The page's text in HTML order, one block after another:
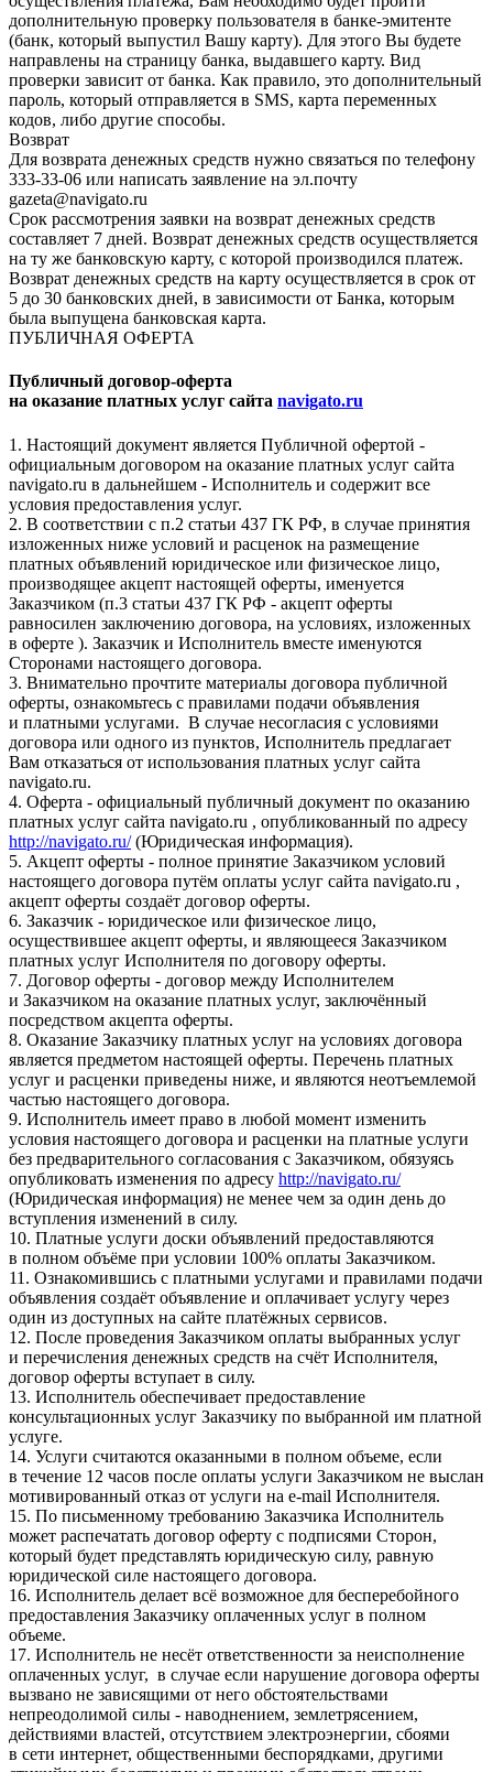
дополнительную проверку пользователя в банке-эмитенте
(банк, который выпустил Вашу карту). Для этого Вы будете
направлены на страницу банка, выдавшего карту. Вид
проверки зависит от банка. Как правило, это дополнительный
пароль, который отправляется в SMS, карта переменных
кодов, либо другие способы.
Возврат
Для возврата денежных средств нужно связаться по телефону
333-33-06 или написать заявление на эл.почту
gazeta@navigato.ru
Срок рассмотрения заявки на возврат денежных средств
составляет 7 дней. Возврат денежных средств осуществляется
на ту же банковскую карту, с которой производился платеж.
Возврат денежных средств на карту осуществляется в срок от
5 до 30 банковских дней, в зависимости от Банка, которым
была выпущена банковская карта.
ПУБЛИЧНАЯ ОФЕРТА
Публичный договор-оферта
на оказание платных услуг сайта navigato.ru
1. Настоящий документ является Публичной офертой -
официальным договором на оказание платных услуг сайта
navigato.ru в дальнейшем - Исполнитель и содержит все
условия предоставления услуг.
2. В соответствии с п.2 статьи 437 ГК РФ, в случае принятия
изложенных ниже условий и расценок на размещение
платных объявлений юридическое или физическое лицо,
производящее акцепт настоящей оферты, именуется
Заказчиком (п.3 статьи 437 ГК РФ - акцепт оферты
равносилен заключению договора, на условиях, изложенных
в оферте ). Заказчик и Исполнитель вместе именуются
Сторонами настоящего договора.
3. Внимательно прочтите материалы договора публичной
оферты, ознакомьтесь с правилами подачи объявления
и платными услугами. В случае несогласия с условиями
договора или одного из пунктов, Исполнитель предлагает
Вам отказаться от использования платных услуг сайта
navigato.ru.
4. Оферта - официальный публичный документ по оказанию
платных услуг сайта navigato.ru , опубликованный по адресу
http://navigato.ru/(Юридическая информация).
5. Акцепт оферты - полное принятие Заказчиком условий
настоящего договора путём оплаты услуг сайта navigato.ru ,
акцепт оферты создаёт договор оферты.
6. Заказчик - юридическое или физическое лицо,
осуществившее акцепт оферты, и являющееся Заказчиком
платных услуг Исполнителя по договору оферты.
7. Договор оферты - договор между Исполнителем
и Заказчиком на оказание платных услуг, заключённый
посредством акцепта оферты.
8. Оказание Заказчику платных услуг на условиях договора
является предметом настоящей оферты. Перечень платных
услуг и расценки приведены ниже, и являются неотъемлемой
частью настоящего договора.
9. Исполнитель имеет право в любой момент изменить
условия настоящего договора и расценки на платные услуги
без предварительного согласования с Заказчиком, обязуясь
опубликовать изменения по адресу http://navigato.ru/
(Юридическая информация) не менее чем за один день до
вступления изменений в силу.
10. Платные услуги доски объявлений предоставляются
в полном объёме при условии 100% оплаты Заказчиком.
11. Ознакомившись с платными услугами и правилами подачи
объявления создаёт объявление и оплачивает услугу через
один из доступных на сайте платёжных сервисов.
12. После проведения Заказчиком оплаты выбранных услуг
и перечисления денежных средств на счёт Исполнителя,
договор оферты вступает в силу.
13. Исполнитель обеспечивает предоставление
консультационных услуг Заказчику по выбранной им платной
услуге.
14. Услуги считаются оказанными в полном объеме, если
в течение 12 часов после оплаты услуги Заказчиком не выслан
мотивированный отказ от услуги на e-mail Исполнителя.
15. По письменному требованию Заказчика Исполнитель
может распечатать договор оферту с подписями Сторон,
который будет представлять юридическую силу, равную
юридической силе настоящего договора.
16. Исполнитель делает всё возможное для бесперебойного
предоставления Заказчику оплаченных услуг в полном
объеме.
17. Исполнитель не несёт ответственности за неисполнение
оплаченных услуг, в случае если нарушение договора оферты
вызвано не зависящими от него обстоятельствами
непреодолимой силы - наводнением, землетрясением,
действиями властей, отсутствием электроэнергии, сбоями
в сети интернет, общественными беспорядками, другими